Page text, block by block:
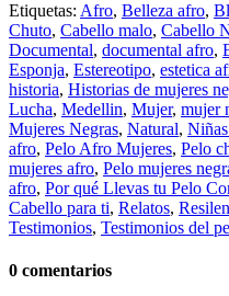
Etiquetas: Afro, Belleza afro,
Chuto, Cabello malo, Cabello
Documental, documental afro,
Esponja, Estereotipo, estetica
historia, Historias de mujeres
Lucha, Medellin, Mujer, mujer
Mujeres Negras, Natural,
afro, Pelo Afro Mujeres, Pelo
mujeres afro, Pelo mujeres
afro, Por qué Llevas tu Pelo
Cabello para ti, Relatos,
Testimonios, Testimonios del
0 comentarios